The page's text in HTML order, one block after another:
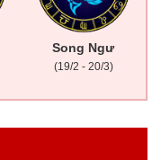
Song Ngư
(19/2 - 20/3)